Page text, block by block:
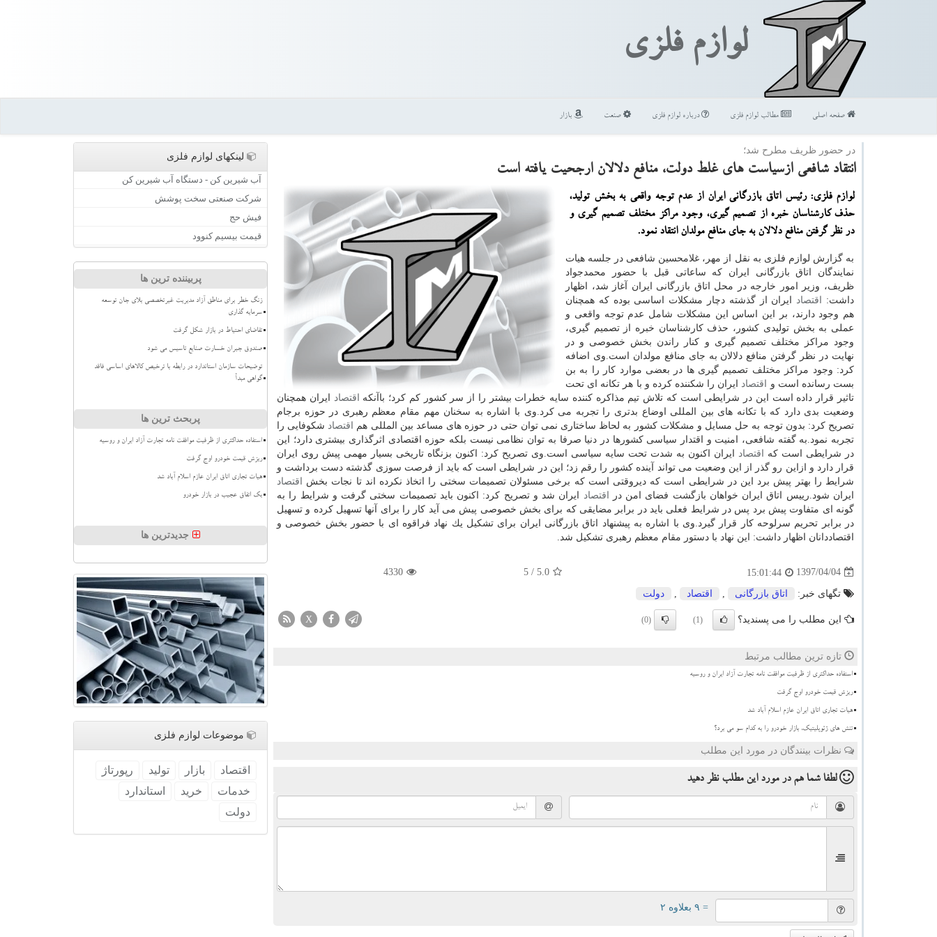
لوازم فلزی
صفحه اصلی مطالب لوازم فلزی درباره لوازم فلزی صنعت بازار
در حضور ظریف مطرح شد؛
انتقاد شافعی ازسیاست های غلط دولت، منافع دلالان ارجحیت یافته است
لوازم فلزی: رئیس اتاق بازرگانی ایران از عدم توجه واقعی به بخش تولید،
حذف كارشناسان خبره از تصمیم گیری، وجود مراكز مختلف تصمیم گیری و
در نظر گرفتن منافع دلالان به جای منافع مولدان انتقاد نمود.
به گزارش لوازم فلزی به نقل از مهر، غلامحسین شافعی در جلسه هیات
نمایندگان اتاق بازرگانی ایران كه ساعاتی قبل با حضور محمدجواد
ظریف، وزیر امور خارجه در محل اتاق بازرگانی ایران آغاز شد، اظهار
داشت:
اقتصاد ایران از گذشته دچار مشكلات اساسی بوده كه همچنان
هم وجود دارند، بر این اساس این مشكلات شامل عدم توجه واقعی و
عملی به بخش تولیدی كشور، حذف كارشناسان خبره از تصمیم گیری،
وجود مراكز مختلف تصمیم گیری و كنار راندن بخش خصوصی و در
نهایت در نظر گرفتن منافع دلالان به جای منافع مولدان است.وی اضافه
كرد: وجود مراكز مختلف تصمیم گیری ها در بعضی موارد كار را به بن
بست رسانده است و
اقتصاد ایران را شكننده كرده و با هر تكانه ای تحت
تاثیر قرار داده است این در شرایطی است كه تلاش تیم مذاكره كننده سایه خطرات بیشتر را از سر كشور كم كرد؛ باآنكه
اقتصاد ایران همچنان
وضعیت بدی دارد كه با تكانه های بین المللی اوضاع بدتری را تجربه می كرد.وی با اشاره به سخنان مهم مقام معظم رهبری در حوزه برجام
تصریح كرد: بدون توجه به حل مسایل و مشكلات كشور به لحاظ ساختاری نمی توان حتی در حوزه های مساعد بین المللی هم
اقتصاد شكوفایی را
تجربه نمود.به گفته شافعی، امنیت و اقتدار سیاسی كشورها در دنیا صرفا به توان نظامی نیست بلكه حوزه اقتصادی اثرگذاری بیشتری دارد؛ این
در شرایطی است كه
اقتصاد ایران اكنون به شدت تحت سایه سیاسی است.وی تصریح كرد: اكنون بزنگاه تاریخی بسیار مهمی پیش روی ایران
قرار دارد و ازاین رو گذر از این وضعیت می تواند آینده كشور را رقم زد؛ این در شرایطی است كه باید از فرصت سوزی گذشته دست برداشت و
شرایط را بهتر پیش برد این در شرایطی است كه دیروقتی است كه برخی مسئولان تصمیمات سختی را اتخاذ نكرده اند تا نجات بخش
اقتصاد
ایران شود.رییس اتاق ایران خواهان بازگشت فضای امن در
اقتصاد ایران شد و تصریح كرد: اكنون باید تصمیمات سختی گرفت و شرایط را به
گونه ای متفاوت پیش برد پس در شرایط فعلی باید در برابر مضایقی كه برای بخش خصوصی پیش می آید كار را برای آنها تسهیل كرده و تسهیل
در برابر تحریم سرلوحه كار قرار گیرد.وی با اشاره به پیشنهاد اتاق بازرگانی ایران برای تشكیل یك نهاد فراقوه ای با حضور بخش خصوصی و
اقتصاددانان اظهار داشت: این نهاد با دستور مقام معظم رهبری تشكیل شد.
1397/04/04
15:01:44
5.0
/ 5
4330
تگهای خبر: اتاق بازرگانی اقتصاد دولت
این مطلب را می پسندید؟ (1)
(0)
X
تازه ترین مطالب مرتبط
استفاده حداکثری از ظرفیت موافقت نامه تجارت آزاد ایران و روسیه
ریزش قیمت خودرو اوج گرفت
هیات تجاری اتاق ایران عازم اسلام آباد شد
تنش های ژئوپلیتیک، بازار خودرو را به کدام سو می برد؟
نظرات بینندگان در مورد این مطلب
لطفا شما همدر مورد این مطلب نظر دهید
= ۹ بعلاوه ۲
لینکهای لوازم فلزی
آب شیرین کن - دستگاه آب شیرین کن
شرکت صنعتی سخت پوشش
فیش حج
قیمت بیسیم کنوود
پربیننده ترین ها
زنگ خطر برای مناطق آزاد مدیریت غیرتخصصی بلای جان توسعه
سرمایه گذاری
تقاضای احتیاط در بازار شکل گرفت
صندوق جبران خسارت صنایع تاسیس می شود
توضیحات سازمان استاندارد در رابطه با ترخیص کالاهای اساسی فاقد
گواهی مبدأ
پربحث ترین ها
استفاده حداکثری از ظرفیت موافقت نامه تجارت آزاد ایران و روسیه
ریزش قیمت خودرو اوج گرفت
هیات تجاری اتاق ایران عازم اسلام آباد شد
بک اتفاق عجیب در بازار خودرو
جدیدترین ها
موضوعات لوازم فلزی
اقتصاد بازار تولید
رپورتاژ
خدمات
خرید
استاندارد
دولت